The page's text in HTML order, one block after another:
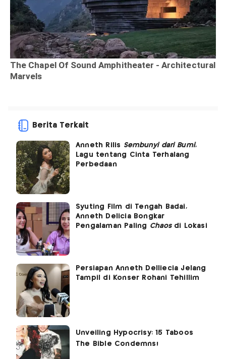
Berita Terkait
Anneth Rilis Sembunyi dari Bumi,
Lagu tentang Cinta Terhalang
Perbedaan
Syuting Film di Tengah Badai,
Anneth Delicia Bongkar
Pengalaman Paling Chaosdi Lokasi
Persiapan Anneth Delliecia Jelang
Tampil di Konser Rohani Tehillim